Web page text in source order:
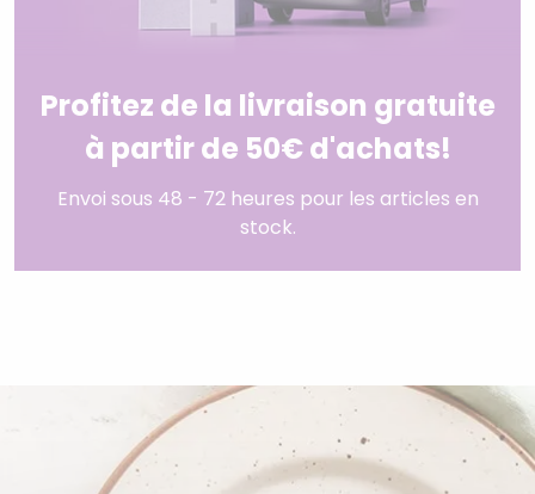
Profitez de la livraison gratuite
à partir de 50€ d'achats!
Envoi sous 48 - 72 heures pour les articles en
stock.